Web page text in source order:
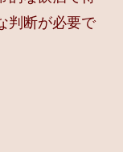
判断が必要で